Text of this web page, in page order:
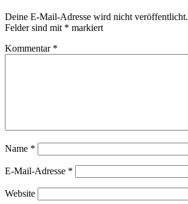
Deine E-Mail-Adresse wird nicht veröffentlicht.
Felder sind mit * markiert
Kommentar *
Name *
E-Mail-Adresse *
Website